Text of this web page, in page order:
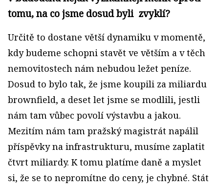
tomu, na co jsme dosud byli zvyklí?
Určitě to dostane větší dynamiku v momentě,
kdy budeme schopni stavět ve větším a v těch
nemovitostech nám nebudou ležet peníze.
Dosud to bylo tak, že jsme koupili za miliardu
brownfield, a deset let jsme se modlili, jestli
nám tam vůbec povolí výstavbu a jakou.
Mezitím nám tam pražský magistrát napálil
příspěvky na infrastrukturu, musíme zaplatit
čtvrt miliardy. K tomu platíme daně a myslet
si, že se to nepromítne do ceny, je chybné. Stát